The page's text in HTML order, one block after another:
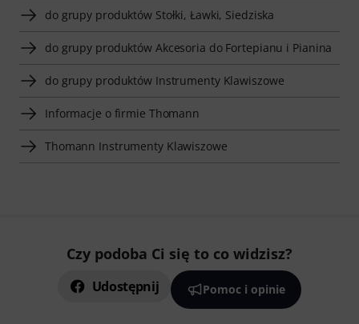
do grupy produktów Stołki, Ławki, Siedziska
do grupy produktów Akcesoria do Fortepianu i Pianina
do grupy produktów Instrumenty Klawiszowe
Informacje o firmie Thomann
Thomann Instrumenty Klawiszowe
Czy podoba Ci się to co widzisz?
Udostępnij Pomoc i opinie